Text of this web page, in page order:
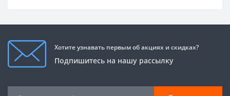
Хотите узнавать первым об акциях и скидках?
Подпишитесь на нашу рассылку